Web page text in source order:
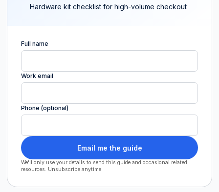
Hardware kit checklist for high-volume checkout
Full name
Work email
Phone (optional)
Email me the guide
We'll only use your details to send this guide and occasional related
resources. Unsubscribe anytime.